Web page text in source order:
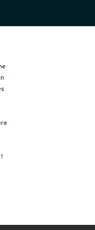
à satisfaire.”